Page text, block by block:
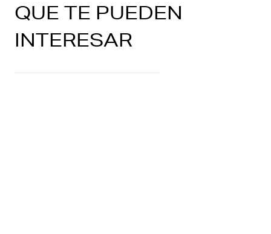
QUE TE PUEDEN
INTERESAR